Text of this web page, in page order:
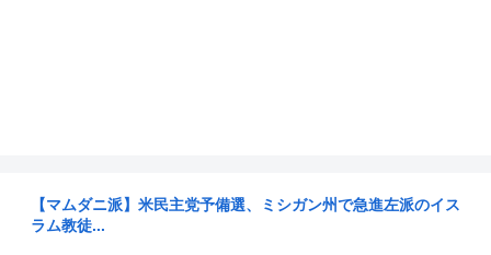
【マムダニ派】米民主党予備選、ミシガン州で急進左派のイス
ラム教徒...